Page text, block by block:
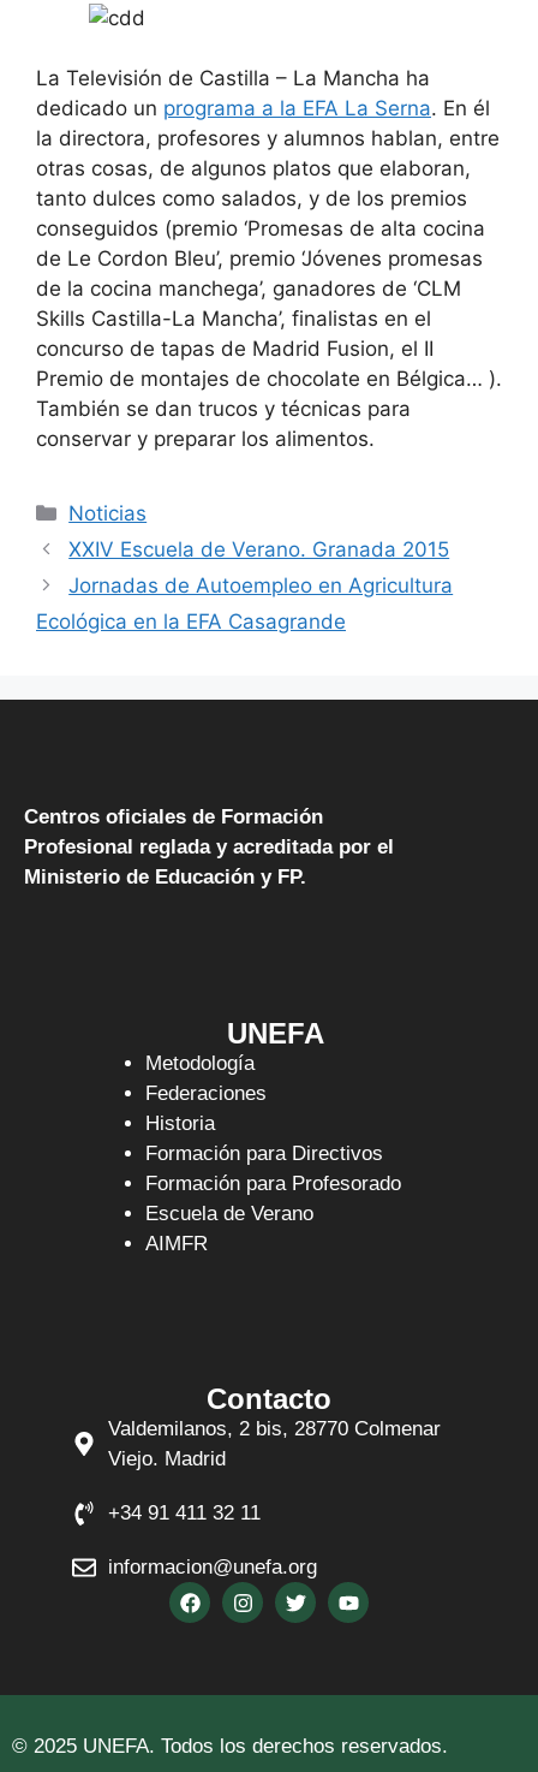
La Televisión de Castilla – La Mancha ha
dedicado un programa a la EFA La Serna. En él
la directora, profesores y alumnos hablan, entre
otras cosas, de algunos platos que elaboran,
tanto dulces como salados, y de los premios
conseguidos (premio ‘Promesas de alta cocina
de Le Cordon Bleu’, premio ‘Jóvenes promesas
de la cocina manchega’, ganadores de ‘CLM
Skills Castilla-La Mancha’, finalistas en el
concurso de tapas de Madrid Fusion, el II
Premio de montajes de chocolate en Bélgica… ).
También se dan trucos y técnicas para
conservar y preparar los alimentos.
Noticias
XXIV Escuela de Verano. Granada 2015
Jornadas de Autoempleo en Agricultura
Ecológica en la EFA Casagrande
Centros oficiales de Formación
Profesional reglada y acreditada por el
Ministerio de Educación y FP.
UNEFA
Metodología
Federaciones
Historia
Formación para Directivos
Formación para Profesorado
Escuela de Verano
AIMFR
Contacto
Valdemilanos, 2 bis, 28770 Colmenar
Viejo. Madrid
+34 91 411 32 11
informacion@unefa.org
© 2025 UNEFA. Todos los derechos reservados.